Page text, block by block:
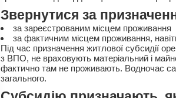
Звернутися за
за зареєстрованим місцем проживання
за фактичним місцем проживання,
Під час призначення житлової субсидії
з ВПО, не враховують матеріальний і
фактично там не проживають. Водночас
загального.